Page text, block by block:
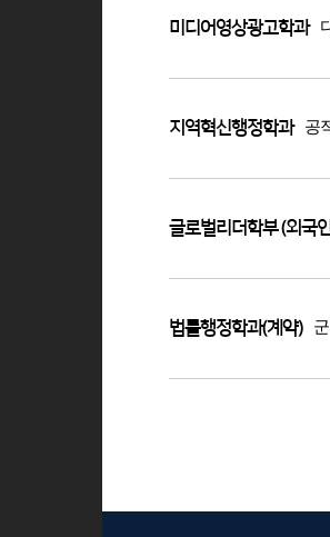
미디어영상광고학과
지역혁신행정학과 공
글로벌리더학부 (외국
법률행정학과(계약)